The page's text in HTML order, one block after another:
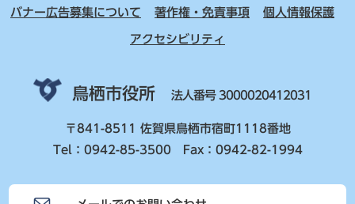
バナー広告募集について 著作権・免責事項 個人情報保護
アクセシビリティ
鳥栖市役所 法人番号 3000020412031
〒841-8511 佐賀県鳥栖市宿町1118番地
Tel：0942-85-3500 Fax：0942-82-1994